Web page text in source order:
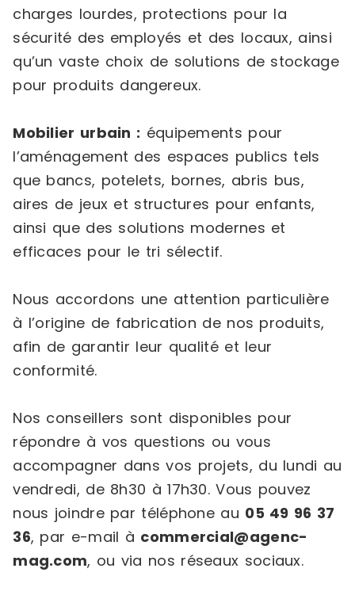
charges lourdes, protections pour la
sécurité des employés et des locaux, ainsi
qu’un vaste choix de solutions de stockage
pour produits dangereux.
Mobilier urbain : équipements pour
l’aménagement des espaces publics tels
que bancs, potelets, bornes, abris bus,
aires de jeux et structures pour enfants,
ainsi que des solutions modernes et
efficaces pour le tri sélectif.
Nous accordons une attention particulière
à l’origine de fabrication de nos produits,
afin de garantir leur qualité et leur
conformité.
Nos conseillers sont disponibles pour
répondre à vos questions ou vous
accompagner dans vos projets, du lundi au
vendredi, de 8h30 à 17h30. Vous pouvez
nous joindre par téléphone au 05 49 96 37
36, par e-mail à commercial@agenc-
mag.com, ou via nos réseaux sociaux.